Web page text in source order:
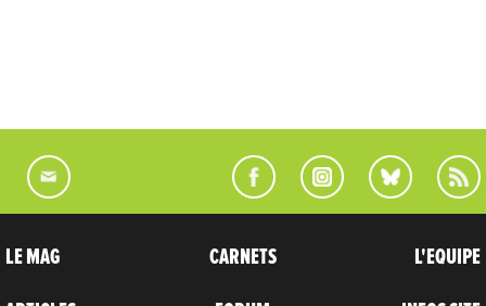
LE MAG CARNETS L'EQUIPE